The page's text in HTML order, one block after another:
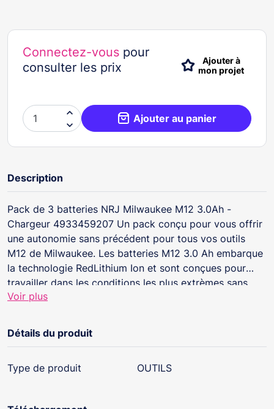
Connectez-vous pour
consulter les prix
Ajouter à
mon projet

 Ajouter au panier
Description
Pack de 3 batteries NRJ Milwaukee M12 3.0Ah -
Chargeur 4933459207 Un pack conçu pour vous offrir
une autonomie sans précédent pour tous vos outils
M12 de Milwaukee. Les batteries M12 3.0 Ah embarque
la technologie RedLithium Ion et sont conçues pour
travailler dans les conditions les plus extrèmes sans
perte d'énergie pour un rendement optimal. Le
vos batteries en moins de 80 min (pour une batterie
3.0Ah).
Voir plus
Détails du produit
Type de produit OUTILS